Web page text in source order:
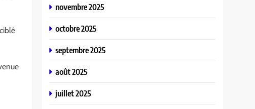
novembre 2025
octobre 2025
septembre 2025
août 2025
juillet 2025